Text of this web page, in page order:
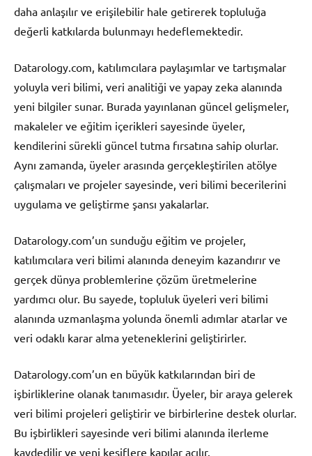
daha anlaşılır ve erişilebilir hale getirerek topluluğa
değerli katkılarda bulunmayı hedeflemektedir.
Datarology.com, katılımcılara paylaşımlar ve tartışmalar
yoluyla veri bilimi, veri analitiği ve yapay zeka alanında
yeni bilgiler sunar. Burada yayınlanan güncel gelişmeler,
makaleler ve eğitim içerikleri sayesinde üyeler,
kendilerini sürekli güncel tutma fırsatına sahip olurlar.
Aynı zamanda, üyeler arasında gerçekleştirilen atölye
çalışmaları ve projeler sayesinde, veri bilimi becerilerini
uygulama ve geliştirme şansı yakalarlar.
Datarology.com’un sunduğu eğitim ve projeler,
katılımcılara veri bilimi alanında deneyim kazandırır ve
gerçek dünya problemlerine çözüm üretmelerine
yardımcı olur. Bu sayede, topluluk üyeleri veri bilimi
alanında uzmanlaşma yolunda önemli adımlar atarlar ve
veri odaklı karar alma yeteneklerini geliştirirler.
Datarology.com’un en büyük katkılarından biri de
işbirliklerine olanak tanımasıdır. Üyeler, bir araya gelerek
veri bilimi projeleri geliştirir ve birbirlerine destek olurlar.
Bu işbirlikleri sayesinde veri bilimi alanında ilerleme
kaydedilir ve yeni keşiflere kapılar açılır.